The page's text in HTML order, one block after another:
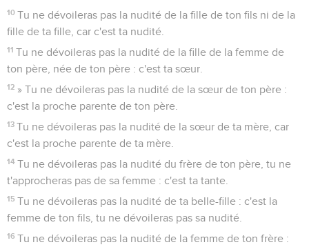
10 Tu ne dévoileras pas la nudité de la fille de ton fils ni de la
fille de ta fille, car c'est ta nudité.
11 Tu ne dévoileras pas la nudité de la fille de la femme de
ton père, née de ton père : c'est ta sœur.
12 » Tu ne dévoileras pas la nudité de la sœur de ton père :
c'est la proche parente de ton père.
13 Tu ne dévoileras pas la nudité de la sœur de ta mère, car
c'est la proche parente de ta mère.
14 Tu ne dévoileras pas la nudité du frère de ton père, tu ne
t'approcheras pas de sa femme : c'est ta tante.
15 Tu ne dévoileras pas la nudité de ta belle-fille : c'est la
femme de ton fils, tu ne dévoileras pas sa nudité.
16 Tu ne dévoileras pas la nudité de la femme de ton frère :